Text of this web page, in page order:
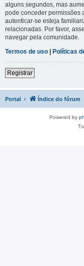
alguns segundos, mas
pode conceder permissões
autenticar-se esteja
relacionadas. Por favor,
navegar pela comunidade.
Termos de uso | Políticas
Registrar
Portal Índice do fórum
Powered by